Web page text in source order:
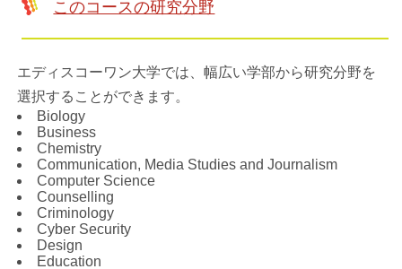
このコースの研究分野
エディスコーワン大学では、幅広い学部から研究分野を
選択することができます。
Biology
Business
Chemistry
Communication, Media Studies and Journalism
Computer Science
Counselling
Criminology
Cyber Security
Design
Education